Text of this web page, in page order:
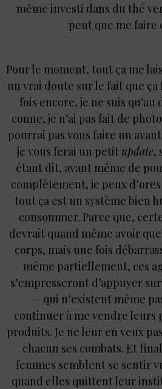
même investi dans du thé
peut que me faire
Pour le moment, tout ça me
un vrai doute sur le fait que
fois encore, je ne suis
conne, je n’ai pas fait de
pourrai pas vous faire un
je vous ferai un petit update,
étant dit, avant même de
complètement, je peux
tout ça est un système bien
consommer. Parce que,
devrait quand même avoir
corps, mais une fois
même partiellement, ces
s’empresseront d’appuyer
— qui n’existent même
continuer à me vendre leurs
produits. Je ne leur en veux
chacun ses combats. Et
femmes semblent se sentir
quand elles quittent leur